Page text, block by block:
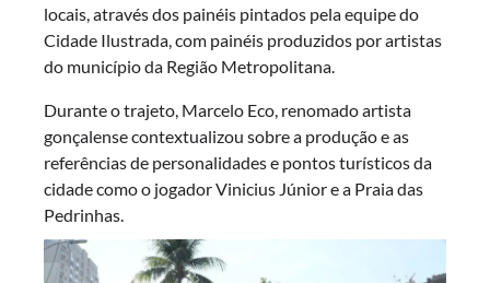
locais, através dos painéis pintados pela equipe do
Cidade Ilustrada, com painéis produzidos por artistas
do município da Região Metropolitana.
Durante o trajeto, Marcelo Eco, renomado artista
gonçalense contextualizou sobre a produção e as
referências de personalidades e pontos turísticos da
cidade como o jogador Vinicius Júnior e a Praia das
Pedrinhas.